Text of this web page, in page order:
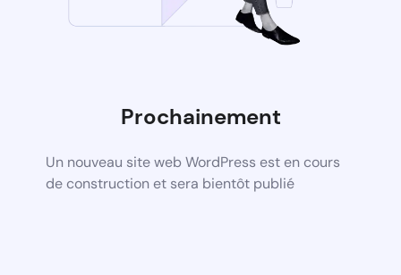
Prochainement
Un nouveau site web WordPress est en cours
de construction et sera bientôt publié